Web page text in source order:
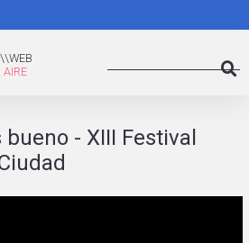
al
- XIII Festival